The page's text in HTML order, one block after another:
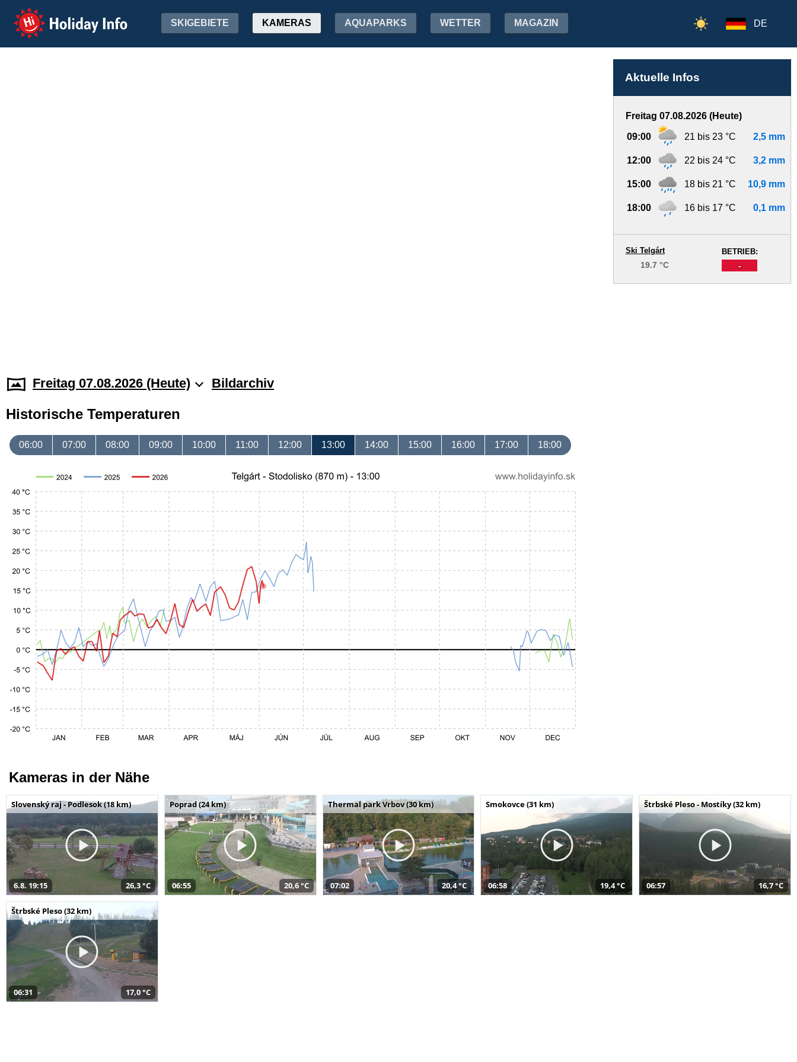
Holiday Info SKIGEBIETE KAMERAS AQUAPARKS WETTER MAGAZIN DE
Aktuelle Infos
Freitag 07.08.2026 (Heute)
09:00 21 bis 23 °C 2,5 mm
12:00 22 bis 24 °C 3,2 mm
15:00 18 bis 21 °C 10,9 mm
18:00 16 bis 17 °C 0,1 mm
BETRIEB:
-
Ski Telgárt
19.7 °C
Freitag 07.08.2026 (Heute) Bildarchiv
Historische Temperaturen
06:00 07:00 08:00 09:00 10:00 11:00 12:00 13:00 14:00 15:00 16:00 17:00 18:00
Kameras in der Nähe
Slovenský raj - Podlesok (18 km)
6.8. 19:15 26,3 °C
Poprad (24 km)
06:55 20,6 °C
Thermal park Vrbov (30 km)
07:02 20,4 °C
Smokovce (31 km)
06:58 19,4 °C
Štrbské Pleso - Mostíky (32 km)
06:57 16,7 °C
Štrbské Pleso (32 km)
06:31 17,0 °C